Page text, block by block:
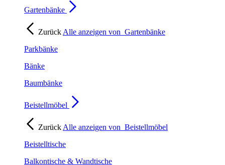
Gartenbänke
Zurück Alle anzeigen von Gartenbänke
Parkbänke
Bänke
Baumbänke
Beistellmöbel
Zurück Alle anzeigen von Beistellmöbel
Beistelltische
Balkontische & Wandtische